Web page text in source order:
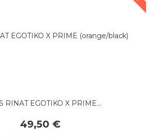
RINAT EGOTIKO X PRIME...
49,50 €